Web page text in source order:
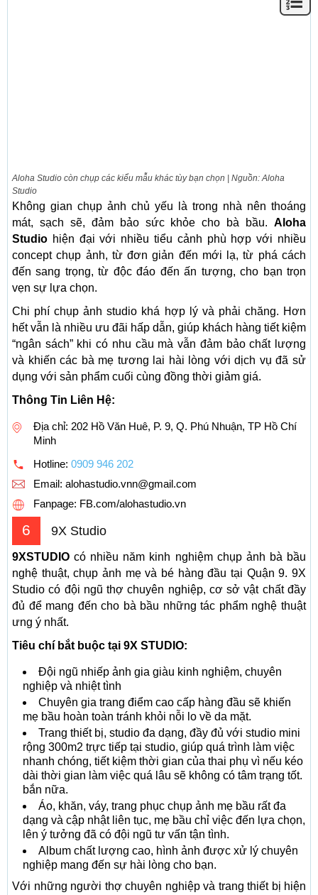
Aloha Studio còn chụp các kiểu mẫu khác tùy bạn chọn | Nguồn: Aloha
Studio
Không gian chụp ảnh chủ yếu là trong nhà nên thoáng
mát, sạch sẽ, đảm bảo sức khỏe cho bà bầu. Aloha
Studio hiện đại với nhiều tiểu cảnh phù hợp với nhiều
concept chụp ảnh, từ đơn giản đến mới lạ, từ phá cách
đến sang trọng, từ độc đáo đến ấn tượng, cho bạn trọn
vẹn sự lựa chọn.
Chi phí chụp ảnh studio khá hợp lý và phải chăng. Hơn
hết vẫn là nhiều ưu đãi hấp dẫn, giúp khách hàng tiết kiệm
“ngân sách” khi có nhu cầu mà vẫn đảm bảo chất lượng
và khiến các bà mẹ tương lai hài lòng với dịch vụ đã sử
dụng với sản phẩm cuối cùng đồng thời giảm giá.
Thông Tin Liên Hệ:
Địa chỉ: 202 Hồ Văn Huê, P. 9, Q. Phú Nhuận, TP Hồ Chí
Minh
Hotline: 0909 946 202
Email: alohastudio.vnn@gmail.com
Fanpage: FB.com/alohastudio.vn
6 9X Studio
9XSTUDIO có nhiều năm kinh nghiệm chụp ảnh bà bầu
nghệ thuật, chụp ảnh mẹ và bé hàng đầu tại Quận 9. 9X
Studio có đội ngũ thợ chuyên nghiệp, cơ sở vật chất đầy
đủ để mang đến cho bà bầu những tác phẩm nghệ thuật
ưng ý nhất.
Tiêu chí bắt buộc tại 9X STUDIO:
Đội ngũ nhiếp ảnh gia giàu kinh nghiệm, chuyên
nghiệp và nhiệt tình
Chuyên gia trang điểm cao cấp hàng đầu sẽ khiến
mẹ bầu hoàn toàn tránh khỏi nỗi lo về da mặt.
Trang thiết bị, studio đa dạng, đầy đủ với studio mini
rộng 300m2 trực tiếp tại studio, giúp quá trình làm việc
nhanh chóng, tiết kiệm thời gian của thai phụ vì nếu kéo
dài thời gian làm việc quá lâu sẽ không có tâm trạng tốt.
bắn nữa.
Áo, khăn, váy, trang phục chụp ảnh mẹ bầu rất đa
dạng và cập nhật liên tục, mẹ bầu chỉ việc đến lựa chọn,
lên ý tưởng đã có đội ngũ tư vấn tận tình.
Album chất lượng cao, hình ảnh được xử lý chuyên
nghiệp mang đến sự hài lòng cho bạn.
Với những người thợ chuyên nghiệp và trang thiết bị hiện